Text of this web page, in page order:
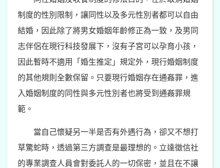
制度的性別限制，讓同性以及多元性別者都可以自由
結婚，因此除了將男女婚姻年齡修正為一致，及男同
志伴侶在現行科技發展下，沒有子宮可以孕育小孩，
因此暫時不適用「婚生推定」規定外，現行婚姻制度
的其他規則全數保留。只要現行婚姻存在通姦罪，進
入婚姻制度的同性與多元性別者也將受到通姦罪規
範。
當自己懷疑另一半是否有外遇行為，卻又不想打
草驚蛇時，透過第三方調查是最理想的。立達徵信社
的專業調查人員會對委託人的一切保密，並且在不讓